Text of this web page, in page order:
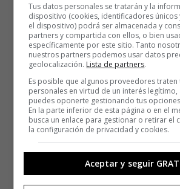
Tus datos personales se tratarán y la
dispositivo (cookies, identificadores únicos
el dispositivo) podrá ser almacenada y
partners y compartida con ellos, o bien
específicamente por este sitio. Tanto
nuestros partners podemos usar datos
geolocalización. Lista de partners.
Es posible que algunos proveedores traten
personales en virtud de un interés legítimo,
puedes oponerte gestionando tus
En la parte inferior de esta página o en el
busca un enlace para gestionar o retirar el
la configuración de privacidad y cookies.
Aceptar y seguir